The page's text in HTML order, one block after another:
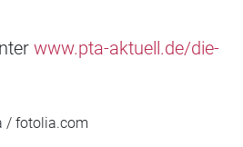
www.pta-aktuell.de/die-
/ fotolia.com